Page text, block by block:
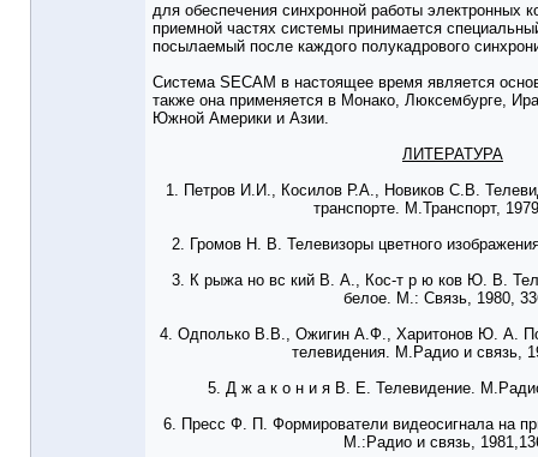
для обеспечения синхронной работы электронных
приемной частях системы принимается
посылаемый после каждого полукадрового
Система SECAM в настоящее время является
также она применяется в Монако, Люксембурге,
Южной Америки и Азии.
ЛИТЕРАТУРА
1. Петров И.И., Косилов Р.А., Новиков С.В.
транспорте. М.Транспорт,
2. Громов Н. В. Телевизоры цветного
3. К рыжа но вс кий В. А., Кос-т р ю ков Ю. В.
белое. М.: Связь, 1980,
4. Одполько В.В., Ожигин А.Ф., Харитонов Ю. А.
телевидения. М.Радио и связь,
5. Д ж а к о н и я В. Е. Телевидение.
6. Пресс Ф. П. Формирователи видеосигнала на
М.:Радио и связь,